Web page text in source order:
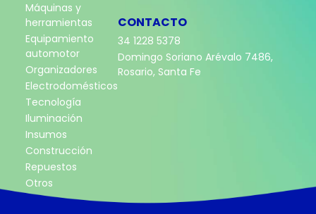
Máquinas y
herramientas
Equipamiento
automotor
Organizadores
Electrodomésticos
Tecnología
Iluminación
Insumos
Construcción
Repuestos
Otros
CONTACTO
34 1228 5378
Domingo Soriano Arévalo 7486,
Rosario, Santa Fe